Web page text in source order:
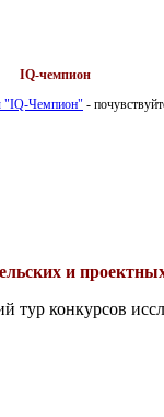
IQ-чемпион
"IQ-Чемпион" -
и
конкурсов